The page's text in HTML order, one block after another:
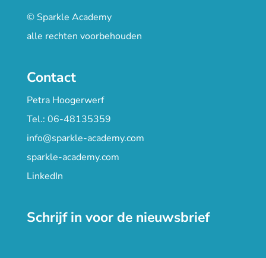
© Sparkle Academy
alle rechten voorbehouden
Contact
Petra Hoogerwerf
Tel.: 06-48135359
info@sparkle-academy.com
sparkle-academy.com
LinkedIn
Schrijf in voor de nieuwsbrief